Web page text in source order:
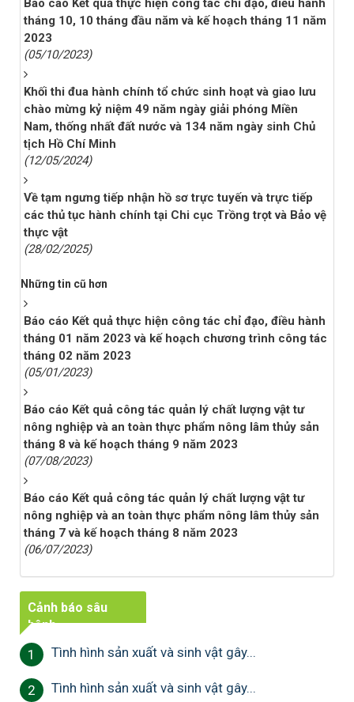
tháng 10, 10 tháng đầu năm và kế hoạch tháng 11 năm
2023
(05/10/2023)
Khối thi đua hành chính tổ chức sinh hoạt và giao lưu
chào mừng kỷ niệm 49 năm ngày giải phóng Miền
Nam, thống nhất đất nước và 134 năm ngày sinh Chủ
tịch Hồ Chí Minh
(12/05/2024)
Về tạm ngưng tiếp nhận hồ sơ trực tuyến và trực tiếp
các thủ tục hành chính tại Chi cục Trồng trọt và Bảo vệ
thực vật
(28/02/2025)
Những tin cũ hơn
Báo cáo Kết quả thực hiện công tác chỉ đạo, điều hành
tháng 01 năm 2023 và kế hoạch chương trình công tác
tháng 02 năm 2023
(05/01/2023)
Báo cáo Kết quả công tác quản lý chất lượng vật tư
nông nghiệp và an toàn thực phẩm nông lâm thủy sản
tháng 8 và kế hoạch tháng 9 năm 2023
(07/08/2023)
Báo cáo Kết quả công tác quản lý chất lượng vật tư
nông nghiệp và an toàn thực phẩm nông lâm thủy sản
tháng 7 và kế hoạch tháng 8 năm 2023
(06/07/2023)
Cảnh báo sâu
bệnh
1 Tình hình sản xuất và sinh vật gây...
2 Tình hình sản xuất và sinh vật gây...